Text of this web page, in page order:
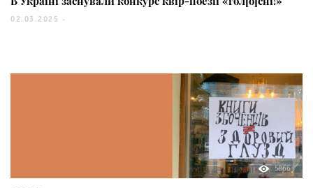
02.03.2025 -
5866